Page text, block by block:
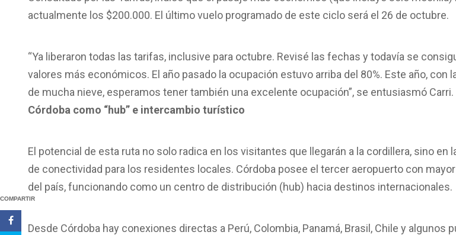
COMPARTIR
actualmente los $200.000. El último vuelo programado de este ciclo será el 26 de octubre.
“Ya liberaron todas las tarifas, inclusive para octubre. Revisé las fechas y todavía se
valores más económicos. El año pasado la ocupación estuvo arriba del 80%. Este año, con
de mucha nieve, esperamos tener también una excelente ocupación”, se entusiasmó Carri.
Córdoba como “hub” e intercambio turístico
El potencial de esta ruta no solo radica en los visitantes que llegarán a la cordillera, sino en
de conectividad para los residentes locales. Córdoba posee el tercer aeropuerto con
del país, funcionando como un centro de distribución (hub) hacia destinos internacionales.
Desde Córdoba hay conexiones directas a Perú, Colombia, Panamá, Brasil, Chile y algunos